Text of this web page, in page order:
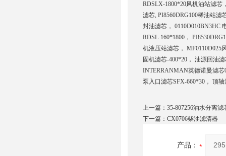
RDSLX-1800*20风机油站滤芯
滤芯, PI8560DRG100稀油站滤
封油滤芯， 0110D010BN3HC
RDSL-160*1800，
机液压站滤芯， MF0110D025
固机滤芯-400*20， 油源回油
INTERRANMAN英德诺曼滤芯
泵入口滤芯SFX-660*30， 顶
上一篇： 35-807256油水分离滤
下一篇： CX0706柴油滤清器
产品：